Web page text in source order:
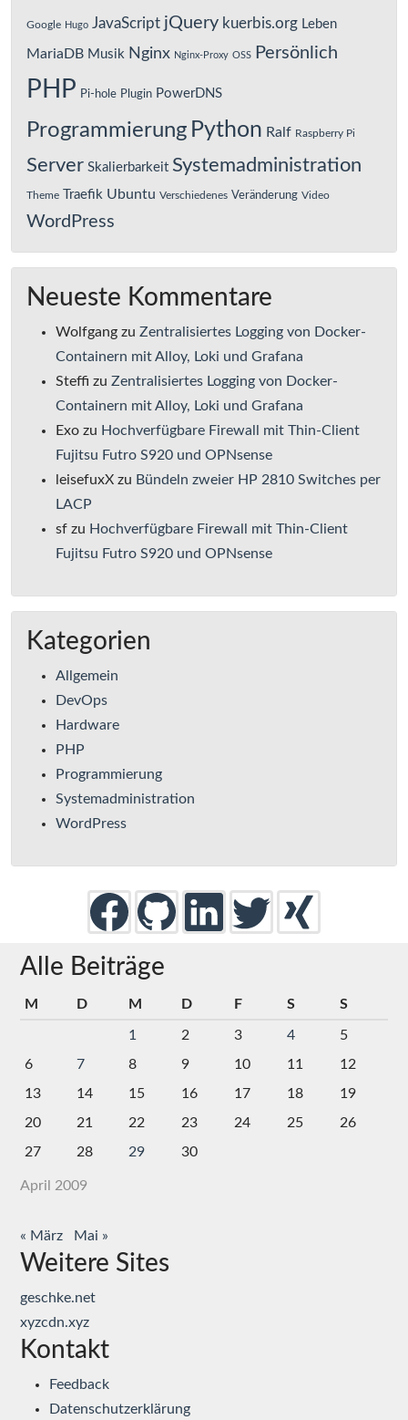
Google Hugo JavaScript jQuery kuerbis.org Leben
MariaDB Musik Nginx Nginx-Proxy OSS Persönlich
PHP Pi-hole Plugin PowerDNS
Programmierung Python Ralf Raspberry Pi
Server Skalierbarkeit Systemadministration
Theme Traefik Ubuntu Verschiedenes Veränderung Video
WordPress
Neueste Kommentare
Wolfgang zu Zentralisiertes Logging von Docker-
Containern mit Alloy, Loki und Grafana
Steffi zu Zentralisiertes Logging von Docker-
Containern mit Alloy, Loki und Grafana
Exo zu Hochverfügbare Firewall mit Thin-Client
Fujitsu Futro S920 und OPNsense
leisefuxX zu Bündeln zweier HP 2810 Switches per
LACP
sf zu Hochverfügbare Firewall mit Thin-Client
Fujitsu Futro S920 und OPNsense
Kategorien
Allgemein
DevOps
Hardware
PHP
Programmierung
Systemadministration
WordPress
Alle Beiträge
April 2009
M D M D F S S
1 2 3 4
5
6
7 8 9 10 11
12
13
14 15 16 17 18
19
20
21 22 23 24 25
26
27
28 29 30
« März Mai »
Weitere Sites
geschke.net
xyzcdn.xyz
Kontakt
Feedback
Datenschutzerklärung